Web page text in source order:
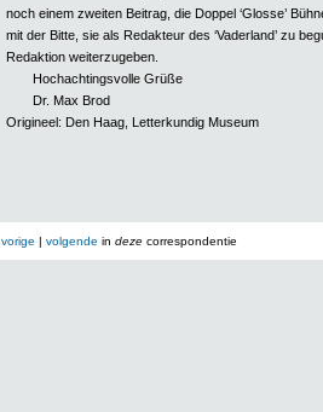
noch einem zweiten Beitrag, die Doppel ‘Glosse’
mit der Bitte, sie als Redakteur des ‘Vaderland’ zu
Redaktion weiterzugeben.
Hochachtingsvolle Grüße
Dr. Max Brod
Origineel: Den Haag, Letterkundig Museum
vorige | volgende in deze correspondentie